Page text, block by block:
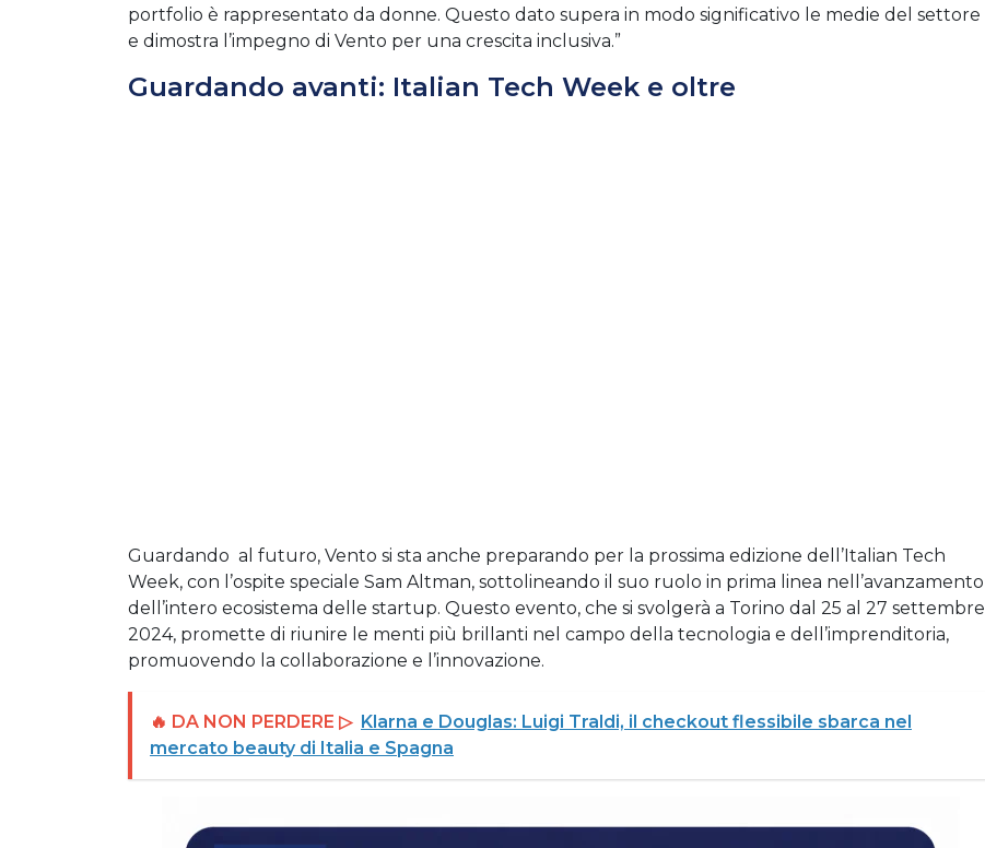
portfolio è rappresentato da donne. Questo dato supera in modo significativo le medie del settore
e dimostra l’impegno di Vento per una crescita inclusiva.”
Guardando avanti: Italian Tech Week e oltre
Guardando al futuro, Vento si sta anche preparando per la prossima edizione dell’Italian Tech
Week, con l’ospite speciale Sam Altman, sottolineando il suo ruolo in prima linea nell’avanzamento
dell’intero ecosistema delle startup. Questo evento, che si svolgerà a Torino dal 25 al 27 settembre
2024, promette di riunire le menti più brillanti nel campo della tecnologia e dell’imprenditoria,
promuovendo la collaborazione e l’innovazione.
🔥 DA NON PERDERE ▷ Klarna e Douglas: Luigi Traldi, il checkout flessibile sbarca nel
mercato beauty di Italia e Spagna